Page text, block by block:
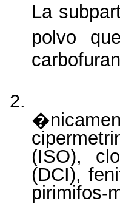
La
polvo
2.
(ISO),
(DCI),
pirimifos-